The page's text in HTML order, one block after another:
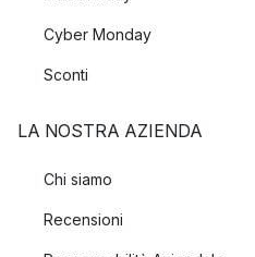
Cyber Monday
Sconti
LA NOSTRA AZIENDA
Chi siamo
Recensioni